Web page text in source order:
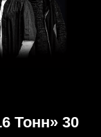
Тонн» 30